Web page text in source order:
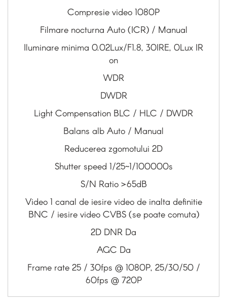
Compresie video 1080P
Filmare nocturna Auto (ICR) / Manual
Iluminare minima 0.02Lux/F1.8, 30IRE, 0Lux IR
on
WDR
DWDR
Light Compensation BLC / HLC / DWDR
Balans alb Auto / Manual
Reducerea zgomotului 2D
Shutter speed 1/25~1/100000s
S/N Ratio >65dB
Video 1 canal de iesire video de inalta definitie
BNC / iesire video CVBS (se poate comuta)
2D DNR Da
AGC Da
Frame rate 25 / 30fps @ 1080P, 25/30/50 /
60fps @ 720P